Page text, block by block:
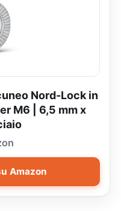
Nord-Lock in
M6 | 6,5 mm x
Amazon